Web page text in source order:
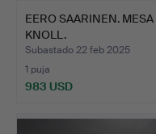
EERO SAARINEN. MESA
KNOLL.
Subastado 22 feb 2025
1 puja
983 USD